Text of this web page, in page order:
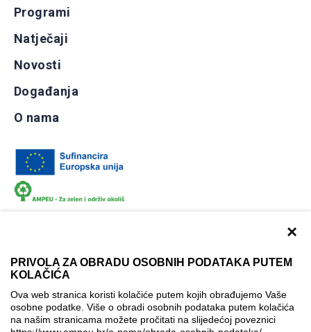
×
PRIVOLA ZA OBRADU OSOBNIH PODATAKA PUTEM
KOLAČIĆA
Ova web stranica koristi kolačiće putem kojih obrađujemo Vaše
osobne podatke. Više o obradi osobnih podataka putem kolačića
na našim stranicama možete pročitati na slijedećoj poveznici
Programi
Natječaji
Novosti
Događanja
O nama
Izjava o pristupačnosti
Politika korištenja kolačića
Postavke kolačića